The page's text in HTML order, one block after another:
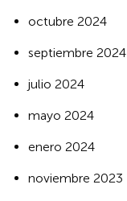
octubre 2024
septiembre 2024
julio 2024
mayo 2024
enero 2024
noviembre 2023